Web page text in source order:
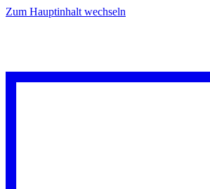
Zum Hauptinhalt wechseln